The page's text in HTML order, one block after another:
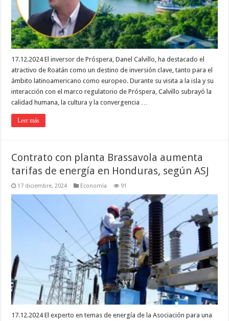
17.12.2024 El inversor de Próspera, Danel Calvillo, ha destacado el
atractivo de Roatán como un destino de inversión clave, tanto para el
ámbito latinoamericano como europeo. Durante su visita a la isla y su
interacción con el marco regulatorio de Próspera, Calvillo subrayó la
calidad humana, la cultura y la convergencia …
Leer más
Contrato con planta Brassavola aumenta
tarifas de energía en Honduras, según ASJ
17 diciembre, 2024 Economía 91
17.12.2024 El experto en temas de energía de la Asociación para una